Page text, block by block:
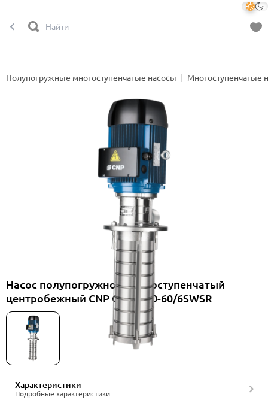
Полупогружные многоступенчатые насосы Многоступенчатые
Насос полупогружной многоступенчатый
центробежный CNP CDLKF20-60/6SWSR
Характеристики
Подробные характеристики